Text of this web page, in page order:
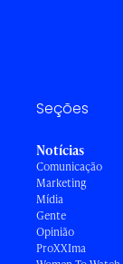
Seções
Notícias
Comunicação
Marketing
Mídia
Gente
Opinião
ProXXIma